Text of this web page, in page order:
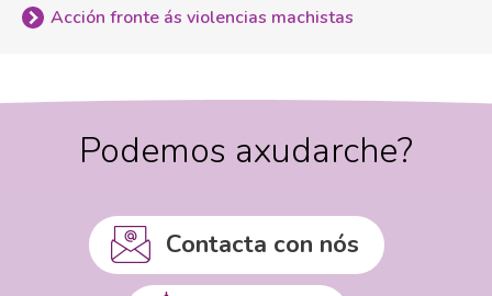
Acción fronte ás violencias machistas
Podemos axudarche?
Contacta con nós